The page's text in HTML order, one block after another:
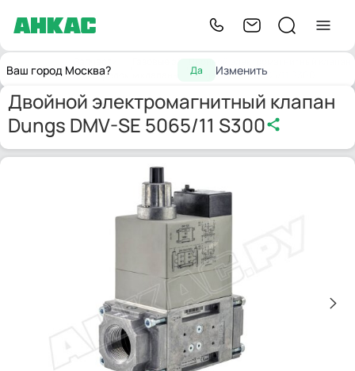
Ваш город Москва? Да Изменить
Главнаядля горелок
Dungs DMV-SE 5065/11 S300
Двойной электромагнитный клапан
Dungs DMV-SE 5065/11 S300